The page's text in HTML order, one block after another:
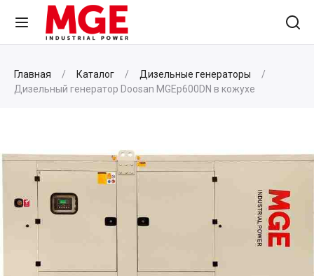
Главная Каталог
Дизельные генераторы
Дизельный генератор Doosan MGEp600DN в кожухе